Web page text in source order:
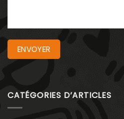
CATÉGORIES D’ARTICLES